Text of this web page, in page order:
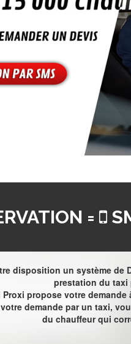
=
disposition un système de
prestation du taxi
Proxi propose votre
demande par un taxi,
du chauffeur qui